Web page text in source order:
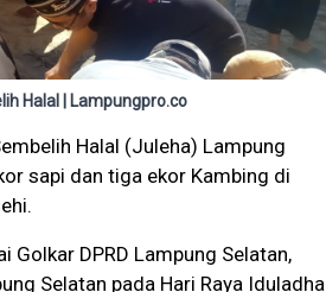
Halal | Lampungpro.co
Halal (Juleha) Lampung
sapi dan tiga ekor Kambing di
DPRD Lampung Selatan,
Selatan pada Hari Raya Iduladha